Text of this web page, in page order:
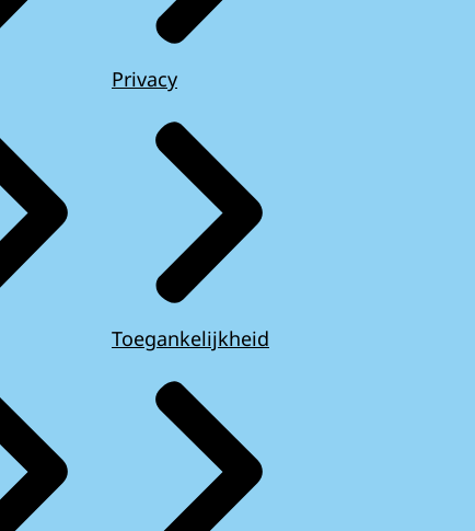
Privacy
Toegankelijkheid